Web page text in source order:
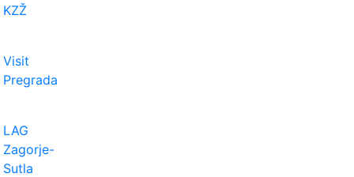
KZŽ
Visit
Pregrada
LAG
Zagorje-
Sutla